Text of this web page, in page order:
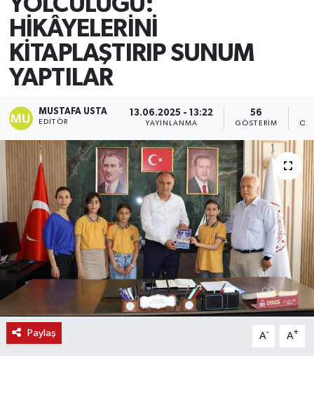
HİKÂYELERİNİ
KİTAPLAŞTIRIP SUNUM
YAPTILAR
MUSTAFA USTA
EDITÖR
13.06.2025 - 13:22
YAYINLANMA
56
GÖSTERIM
Paylaş A- A+